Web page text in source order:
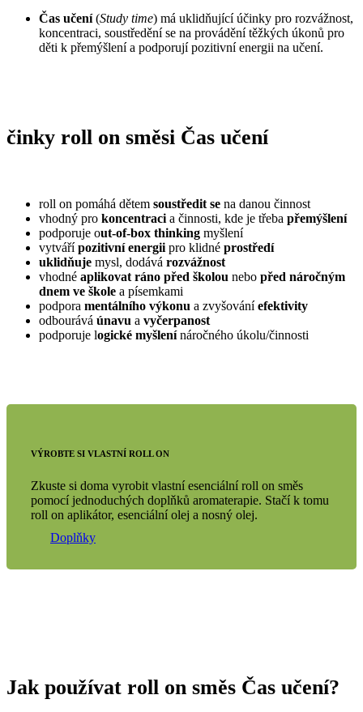
Čas učení(Study time) má uklidňující účinky pro rozvážnost,
koncentraci, soustředění se na provádění těžkých úkonů pro
děti k přemýšlení a podporují pozitivní energii na učení.
činky roll on směsi Čas učení
roll on pomáhá dětem soustředit se na danou činnost
vhodný pro koncentraci a činnosti, kde je třeba přemýšlení
podporuje out-of-box thinking myšlení
vytvářípozitivní energii pro klidné prostředí
uklidňuje mysl, dodává rozvážnost
vhodné aplikovat ráno před školou nebo před náročným
dnem ve škole a písemkami
podpora mentálního výkonu a zvyšováníefektivity
odbourává únavu a vyčerpanost
podporuje logické myšlenínáročného úkolu/činnosti
VÝROBTE SI VLASTNÍ ROLL ON
Zkuste si doma vyrobit vlastní esenciální roll on směs
pomocí jednoduchých doplňků aromaterapie. Stačí k tomu
roll on aplikátor, esenciální olej a nosný olej.
Doplňky
Jak používat roll on směs Čas učení?